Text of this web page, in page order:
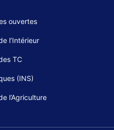
ouvertes
l’Intérieur
TC
(INS)
l’Agriculture